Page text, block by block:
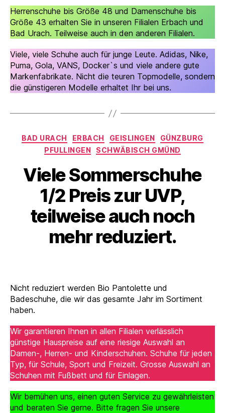
Herrenschuhe bis Größe 48 und Damenschuhe bis
Größe 43 erhalten Sie in unseren Filialen Erbach und
Bad Urach. Teilweise auch in den anderen Filialen.
Viele, viele Schuhe auch für junge Leute. Adidas, Nike,
Puma, Gola, VANS, Docker`s und viele andere gute
Markenfabrikate. Nicht die teuren Topmodelle, sondern
die günstigeren Modelle erhaltet Ihr bei uns.
Kategorien
BAD URACH ERBACH GEISLINGEN
GÜNZBURG
PFULLINGEN
SCHWÄBISCH GMÜND
Viele Sommerschuhe
1/2 Preis zur UVP,
teilweise auch noch
mehr reduziert.
Nicht reduziert werden Bio Pantolette und
Badeschuhe, die wir das gesamte Jahr im Sortiment
haben.
Wir garantieren Ihnen in allen Filialen verlässlich
günstige Hauspreise auf eine riesige Auswahl an
Damen-, Herren- und Kinderschuhen. Schuhe für jeden
Typ, für Schule, Sport und Freizeit. Grosse Auswahl an
Schuhen mit Fußbett und für Einlagen.
Wir bemühen uns, einen guten Service zu gewährleisten
und beraten Sie gerne. Bitte fragen Sie unsere